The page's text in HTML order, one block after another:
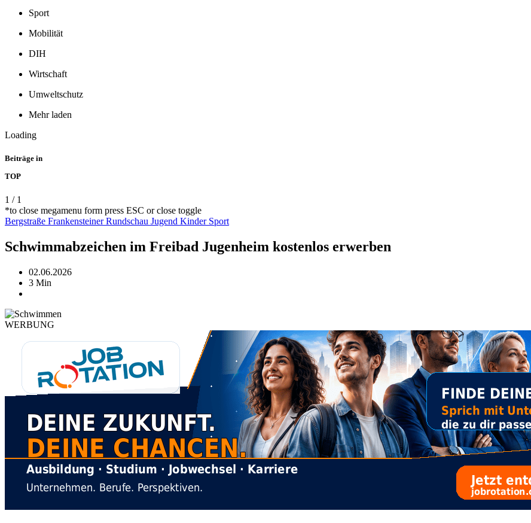
Sport
Mobilität
DIH
Wirtschaft
Umweltschutz
Mehr laden
Loading
Beiträge in
TOP
1 / 1
*to close megamenu form press ESC or close toggle
Bergstraße Frankensteiner Rundschau Jugend Kinder Sport
Schwimmabzeichen im Freibad Jugenheim kostenlos erwerben
02.06.2026
3 Min
WERBUNG